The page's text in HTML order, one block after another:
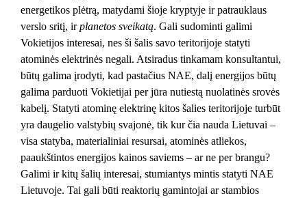
energetikos plėtrą, matydami šioje kryptyje ir patrauklaus
verslo sritį, irplanetos sveikatą. Gali sudominti galimi
Vokietijos interesai, nes ši šalis savo teritorijoje statyti
atominės elektrinės negali. Atsiradus tinkamam konsultantui,
būtų galima įrodyti, kad pastačius NAE, dalį energijos būtų
galima parduoti Vokietijai per jūra nutiestą nuolatinės srovės
kabelį. Statyti atominę elektrinę kitos šalies teritorijoje turbūt
yra daugelio valstybių svajonė, tik kur čia nauda Lietuvai –
visa statyba, materialiniai resursai, atominės atliekos,
paaukštintos energijos kainos saviems – ar ne per brangu?
Galimi ir kitų šalių interesai, stumiantys mintis statyti NAE
Lietuvoje. Tai gali būti reaktorių gamintojai ar stambios